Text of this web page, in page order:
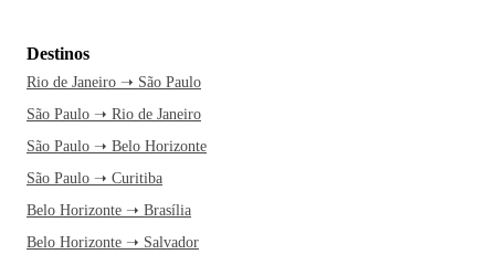
Destinos
Rio de Janeiro ➝ São Paulo
São Paulo ➝ Rio de Janeiro
São Paulo ➝ Belo Horizonte
São Paulo ➝ Curitiba
Belo Horizonte ➝ Brasília
Belo Horizonte ➝ Salvador